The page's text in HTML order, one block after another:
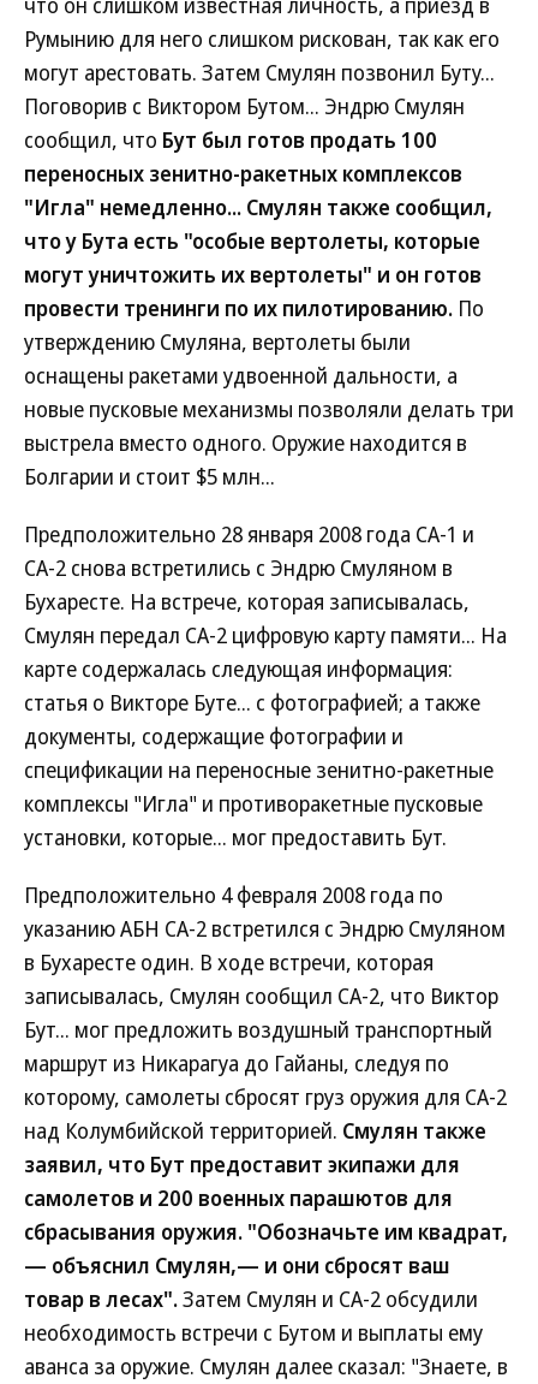
Румынию для него слишком рискован, так как его
могут арестовать. Затем Смулян позвонил Буту...
Поговорив с Виктором Бутом... Эндрю Смулян
сообщил, что Бут был готов продать 100
переносных зенитно-ракетных комплексов
"Игла" немедленно... Смулян также сообщил,
что у Бута есть "особые вертолеты, которые
могут уничтожить их вертолеты" и он готов
провести тренинги по их пилотированию. По
утверждению Смуляна, вертолеты были
оснащены ракетами удвоенной дальности, а
новые пусковые механизмы позволяли делать три
выстрела вместо одного. Оружие находится в
Болгарии и стоит $5 млн...
Предположительно 28 января 2008 года СА-1 и
СА-2 снова встретились с Эндрю Смуляном в
Бухаресте. На встрече, которая записывалась,
Смулян передал СА-2 цифровую карту памяти... На
карте содержалась следующая информация:
статья о Викторе Буте... с фотографией; а также
документы, содержащие фотографии и
спецификации на переносные зенитно-ракетные
комплексы "Игла" и противоракетные пусковые
установки, которые... мог предоставить Бут.
Предположительно 4 февраля 2008 года по
указанию АБН СА-2 встретился с Эндрю Смуляном
в Бухаресте один. В ходе встречи, которая
записывалась, Смулян сообщил СА-2, что Виктор
Бут... мог предложить воздушный транспортный
маршрут из Никарагуа до Гайаны, следуя по
которому, самолеты сбросят груз оружия для СА-2
над Колумбийской территорией. Смулян также
заявил, что Бут предоставит экипажи для
самолетов и 200 военных парашютов для
сбрасывания оружия. "Обозначьте им квадрат,
— объяснил Смулян,— и они сбросят ваш
товар в лесах".Затем Смулян и СА-2 обсудили
необходимость встречи с Бутом и выплаты ему
аванса за оружие. Смулян далее сказал: "Знаете, в